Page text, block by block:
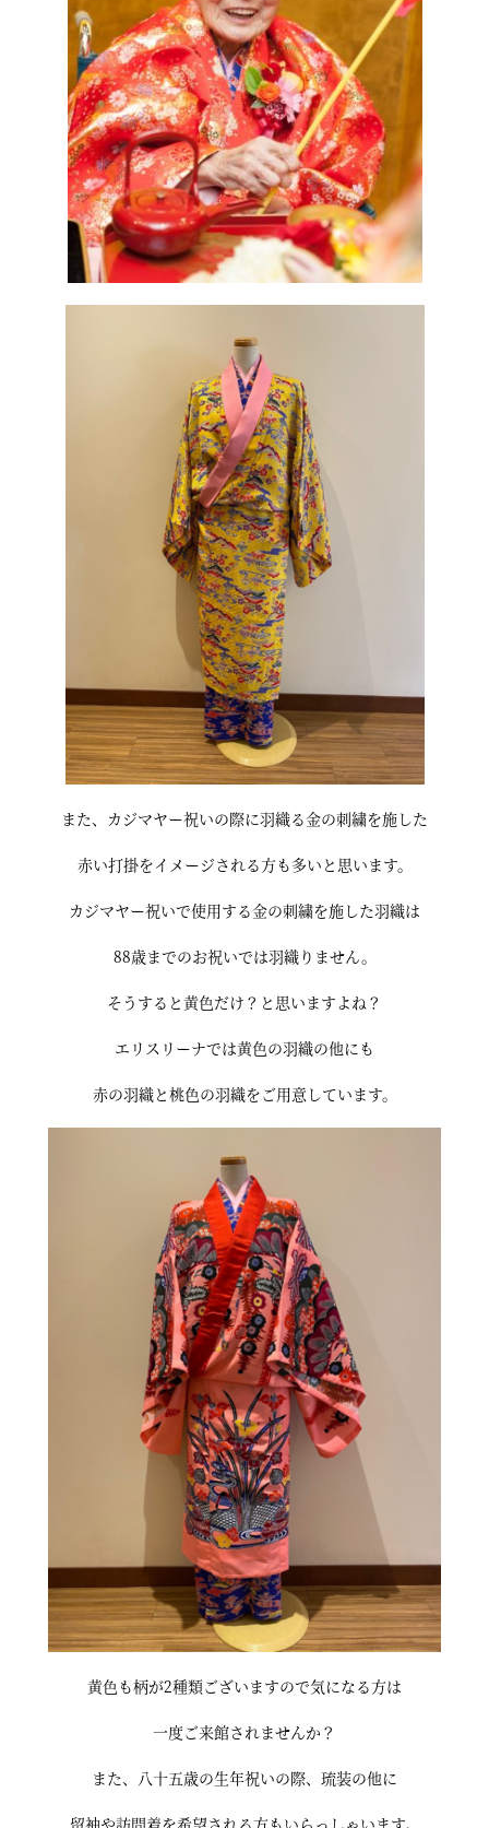
また、カジマヤー祝いの際に羽織る金の刺繍を施した
赤い打掛をイメージされる方も多いと思います。
カジマヤー祝いで使用する金の刺繍を施した羽織は
88歳までのお祝いでは羽織りません。
そうすると黄色だけ？と思いますよね？
エリスリーナでは黄色の羽織の他にも
赤の羽織と桃色の羽織をご用意しています。
黄色も柄が2種類ございますので気になる方は
一度ご来館されませんか？
また、八十五歳の生年祝いの際、琉装の他に